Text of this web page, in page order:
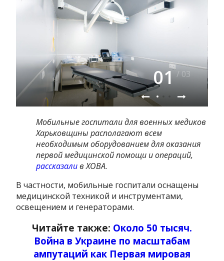
01 / 03
Мобильные госпитали для военных медиков
Харьковщины располагают всем
необходимым оборудованием для оказания
первой медицинской помощи и операций,
рассказалив ХОВА.
В частности, мобильные госпитали оснащены
медицинской техникой и инструментами,
освещением и генераторами.
Читайте также: Около 50 тысяч.
Война в Украине по масштабам
ампутаций как Первая мировая